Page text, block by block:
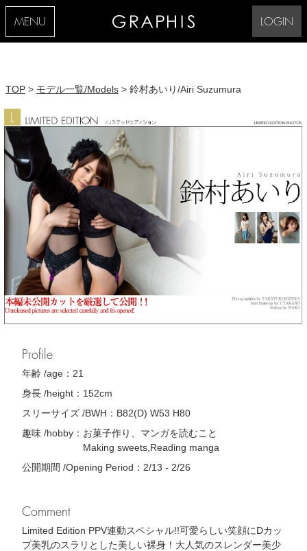
MENU LOGIN
TOP > モデル一覧/Models > 鈴村あいり/Airi Suzumura
Profile
年齢 /age： 21
身長 /height： 152cm
スリーサイズ /BWH： B82(D) W53 H80
趣味 /hobby： お菓子作り、マンガを読むこと
Making sweets,Reading manga
公開期間 /Opening Period： 2/13 - 2/26
Comment
Limited Edition PPV連動スペシャル!!可愛らしい笑顔にDカッ
プ美乳のスラリとした美しい裸身！大人気のスレンダー美少